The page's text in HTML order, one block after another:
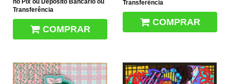
Transferência
COMPRAR
Transferência
COMPRAR